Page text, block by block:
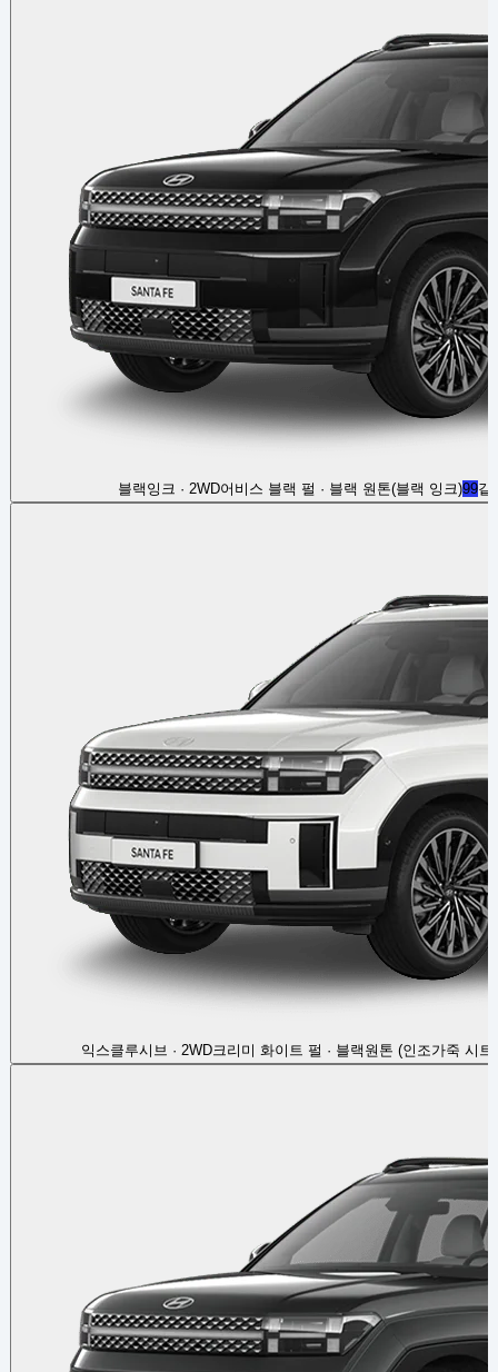
블랙잉크 · 2WD어비스 블랙 펄 · 블랙 원톤(블랙 잉크)99같
익스클루시브 · 2WD크리미 화이트 펄 · 블랙원톤 (인조가죽 시트)